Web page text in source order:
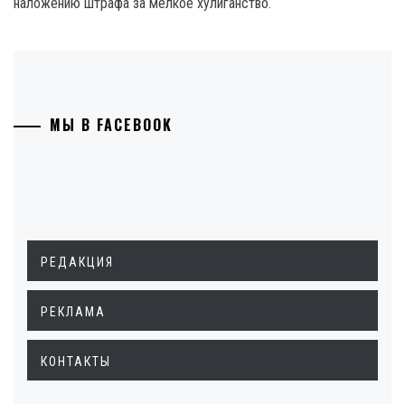
МЫ В FACEBOOK
РЕДАКЦИЯ
РЕКЛАМА
КОНТАКТЫ